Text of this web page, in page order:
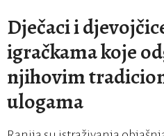
Dječaci i
igračkama koje
njihovim
ulogama